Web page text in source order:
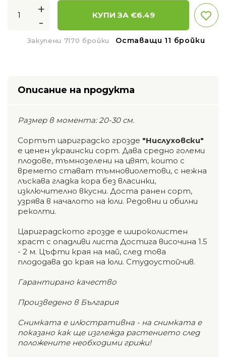
+
-
КУПИ ЗА €6.49
Закупени 7170 бройки Оставащи 11 бройки
Описание на продукта
Размер в момента: 20-30 см.
Сортът цариградско грозде "Нислуховски"
е ценен украински сорт. Дава средно големи
плодове, тъмнозелени на цвят, които с
времето стават тъмновиолетови, с нежна
лъскава гладка кора без власинки,
изключително вкусни. Доста ранен сорт,
узрява в началото на юли. Редовни и обилни
реколти.
Цариградското грозде е широколистен
храст с опадливи листа Достига височина 1.5
- 2 м. Цъфти края на май, след това
плододава до края на юли. Студоустойчив.
Гарантирано качество
Произведено в България
Снимката е илюстративна - на снимката е
показано как ще изглежда растението след
положените необходими грижи!